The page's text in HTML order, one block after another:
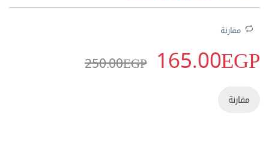
مقارنة
165.00EGP
250.00EGP
مقارنة